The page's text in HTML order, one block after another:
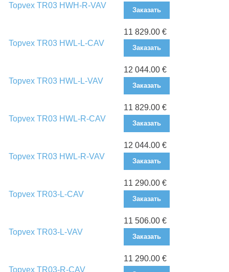
Topvex TR03 HWH-R-VAV
Заказать
Topvex TR03 HWL-L-CAV
11 829.00 €
Заказать
Topvex TR03 HWL-L-VAV
12 044.00 €
Заказать
Topvex TR03 HWL-R-CAV
11 829.00 €
Заказать
Topvex TR03 HWL-R-VAV
12 044.00 €
Заказать
Topvex TR03-L-CAV
11 290.00 €
Заказать
Topvex TR03-L-VAV
11 506.00 €
Заказать
Topvex TR03-R-CAV
11 290.00 €